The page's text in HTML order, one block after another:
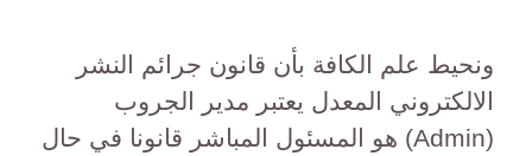
ونحيط علم الكافة بأن قانون جرائم النشر
الالكتروني المعدل يعتبر مدير الجروب
(Admin) هو المسئول المباشر قانونا في حال